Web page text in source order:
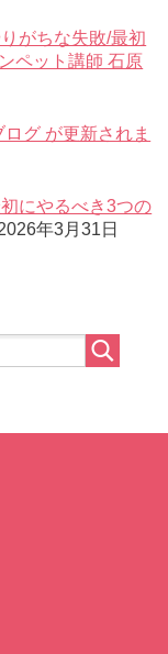
がちな失敗/最初
ペット講師 石原
グ が更新されま
にやるべき3つの
年3月31日